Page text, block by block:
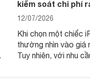
kiểm soát chi phí
12/07/2026
Khi chọn một chiếc
thường nhìn vào
Tuy nhiên, với nhu